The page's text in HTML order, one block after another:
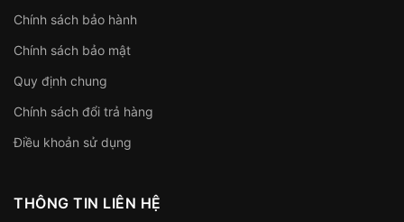
Chính sách bảo hành
Chính sách bảo mật
Quy định chung
Chính sách đổi trả hàng
Điều khoản sử dụng
THÔNG TIN LIÊN HỆ